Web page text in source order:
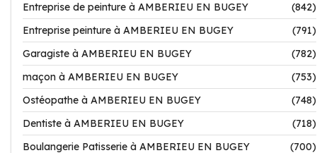
Entreprise de peinture à AMBERIEU EN BUGEY
(842)
Entreprise peinture à AMBERIEU EN BUGEY
(791)
Garagiste à AMBERIEU EN BUGEY
(782)
maçon à AMBERIEU EN BUGEY
(753)
Ostéopathe à AMBERIEU EN BUGEY
(748)
Dentiste à AMBERIEU EN BUGEY
(718)
Boulangerie Patisserie à AMBERIEU EN BUGEY
(700)